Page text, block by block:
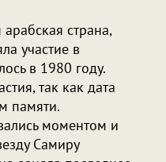
страна,
участие в
в 1980 году.
так как дата
памяти.
моментом и
Самиру